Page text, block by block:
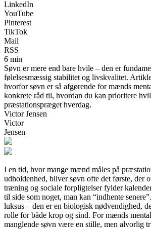
LinkedIn
YouTube
Pinterest
TikTok
Mail
RSS
6 min
Søvn er mere end bare hvile – den er
følelsesmæssig stabilitet og livskvalitet.
hvorfor søvn er så afgørende for mænds
konkrete råd til, hvordan du kan prioritere
præstationspræget hverdag.
Victor Jensen
Victor
Jensen
I en tid, hvor mange mænd måles på
udholdenhed, bliver søvn ofte det første, der
træning og sociale forpligtelser fylder
til side som noget, man kan “indhente
luksus – den er en biologisk nødvendighed,
rolle for både krop og sind. For mænds
manglende søvn være en stille, men alvorlig